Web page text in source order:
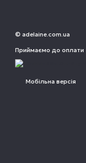
© adelaine.com.ua
Приймаємо до оплати
Мобільна версія